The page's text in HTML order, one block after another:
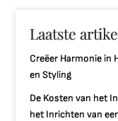
Laatste
Creëer Harmonie in
en Styling
De Kosten van het
het Inrichten van